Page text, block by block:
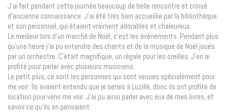
J’ai fait pendant cette journée beaucoup de belle rencontre et croisé
d’ancienne connaissance. J’ai été très bien accueillie par la bibliothèque
et son personnel, qui étaient vraiment adorables et chaleureux.
Le meilleur lors d’un marché de Noël, c’est les événements. Pendant plus
qu’une heure j’ai pu entendre des chants et de la musique de Noël joués
par un orchestre. C’était magnifique, un régale pour les oreilles. J’en ai
profité pour parler avec plusieurs musiciens.
Le petit plus, ce sont les personnes qui sont venues spécialement pour
me voir. Ils avaient entendu que je serais à Luzillé, donc ils ont profité de
location pour venir me voir. J’ai pu ainsi parler avec eux de mes livres, et
savoir ce qu’ils en pensaient.